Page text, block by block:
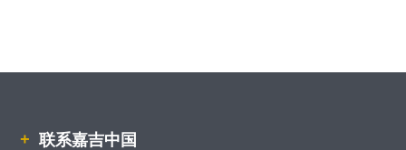
联系嘉吉中国